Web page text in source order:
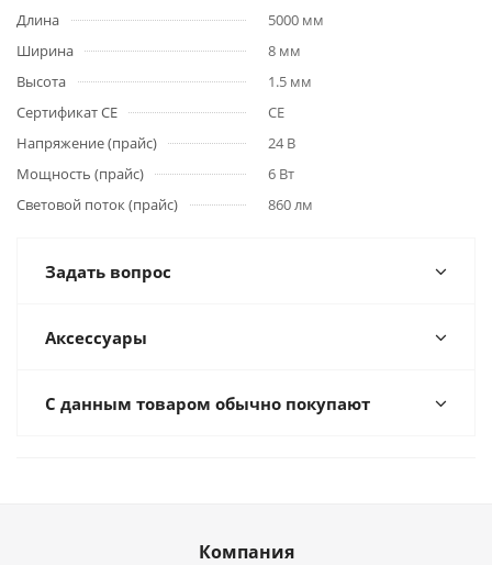
Длина
5000 мм
Ширина
8 мм
Высота
1.5 мм
Сертификат CE
CE
Напряжение (прайс)
24 В
Мощность (прайс)
6 Вт
Световой поток (прайс)
860 лм
Задать вопрос
Аксессуары
С данным товаром обычно покупают
Компания